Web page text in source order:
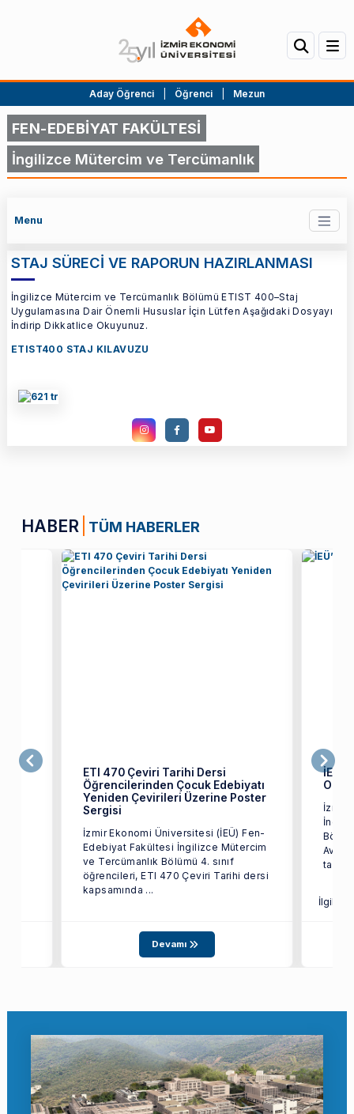
Aday Öğrenci Öğrenci Mezun
FEN-EDEBİYAT FAKÜLTESİ
İngilizce Mütercim ve Tercümanlık
Menu
STAJ SÜRECİ VE RAPORUN HAZIRLANMASI
İngilizce Mütercim ve Tercümanlık Bölümü ETIST 400–Staj
Uygulamasına Dair Önemli Hususlar İçin Lütfen Aşağıdaki Dosyayı
İndirip Dikkatlice Okuyunuz.
ETIST400 STAJ KILAVUZU
HABER TÜM HABERLER
ETI 470 Çeviri Tarihi Dersi
Öğrencilerinden Çocuk Edebiyatı
Yeniden Çevirileri Üzerine Poster
Sergisi
İzmir Ekonomi Üniversitesi (İEÜ) Fen-
Edebiyat Fakültesi İngilizce Mütercim
ve Tercümanlık Bölümü 4. sınıf
öğrencileri, ETI 470 Çeviri Tarihi dersi
kapsamında ...
Devamı
Oldu
İzmir
İlgili